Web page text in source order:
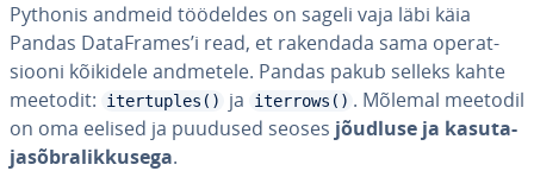
Pythonis andmeid töödeldes on sageli vaja läbi käia
Pandas Da­taF­ra­mes’i read, et rakendada sama ope­rat­
siooni kõikidele andmetele. Pandas pakub selleks kahte
meetodit:
itertuples() ja iterrows() . Mõlemal meetodil
on oma eelised ja puudused seoses jõudluse ja ka­su­ta­
ja­sõb­ra­lik­ku­sega.